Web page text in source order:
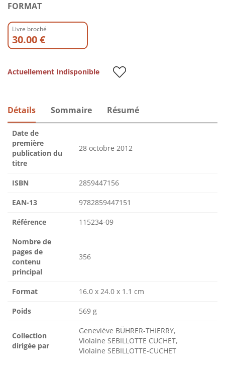
FORMAT
Livre broché
30.00 €
Actuellement Indisponible
Détails Sommaire Résumé
Date de
première
publication du
titre
28 octobre 2012
ISBN 2859447156
EAN-13 9782859447151
Référence 115234-09
Nombre de
pages de
contenu
principal
356
Format 16.0 x 24.0 x 1.1 cm
Poids 569 g
Collection
dirigée par
Geneviève BÜHRER-THIERRY,
Violaine SEBILLOTTE CUCHET,
Violaine SEBILLOTTE-CUCHET